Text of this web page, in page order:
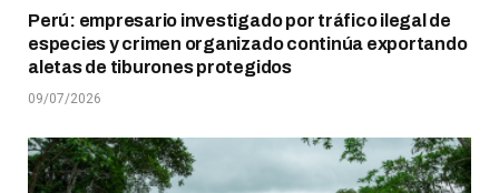
Perú: empresario investigado por tráfico ilegal de
especies y crimen organizado continúa exportando
aletas de tiburones protegidos
09/07/2026